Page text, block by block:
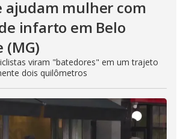
ajudam mulher com
infarto em Belo
(MG)
viram "batedores" em um trajeto
dois quilômetros